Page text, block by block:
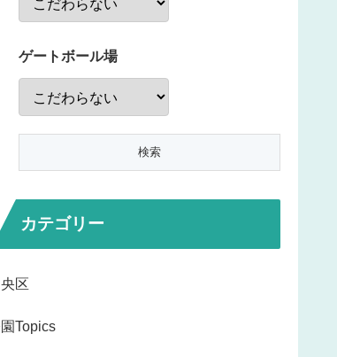
ゲートボール場
カテゴリー
区
Topics